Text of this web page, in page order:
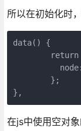
所以在初始化时
data() {
},
在js中使用空对